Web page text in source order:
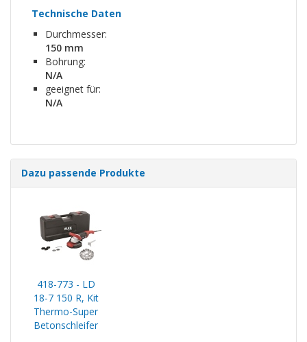
Technische Daten
Durchmesser:
150 mm
Bohrung:
N/A
geeignet für:
N/A
Dazu passende Produkte
418-773 - LD
18-7 150 R, Kit
Thermo-Super
Betonschleifer